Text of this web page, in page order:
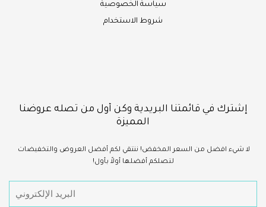
سياسة الخصوصية
شروط الاستخدام
إشترك في قائمتنا البريدية وكن أول من تصله عروضنا
المميزة
لا شيء افضل من السعر المخفض! ننتقي لكم أفضل العروض والتخفيضات
لتصلكم أفضلها أولاً بأول!